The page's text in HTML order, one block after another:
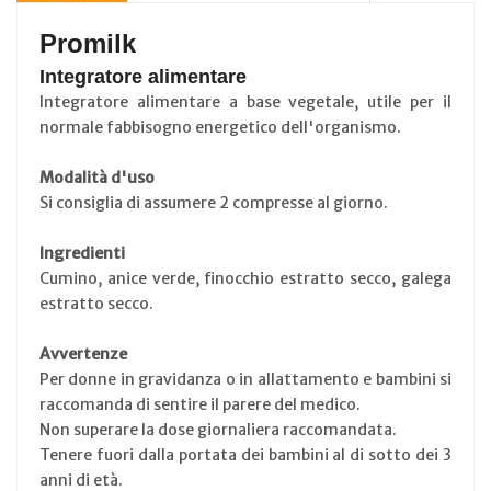
Promilk
Integratore alimentare
Integratore alimentare a base vegetale, utile per il
normale fabbisogno energetico dell'organismo.
Modalità d'uso
Si consiglia di assumere 2 compresse al giorno.
Ingredienti
Cumino, anice verde, finocchio estratto secco, galega
estratto secco.
Avvertenze
Per donne in gravidanza o in allattamento e bambini si
raccomanda di sentire il parere del medico.
Non superare la dose giornaliera raccomandata.
Tenere fuori dalla portata dei bambini al di sotto dei 3
anni di età.